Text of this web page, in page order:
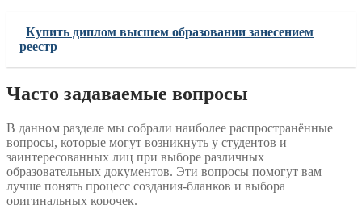
Купить диплом высшем образовании занесением
реестр
Часто задаваемые вопросы
В данном разделе мы собрали наиболее распространённые
вопросы, которые могут возникнуть у студентов и
заинтересованных лиц при выборе различных
образовательных документов. Эти вопросы помогут вам
лучше понять процесс создания-бланков и выбора
оригинальных корочек.